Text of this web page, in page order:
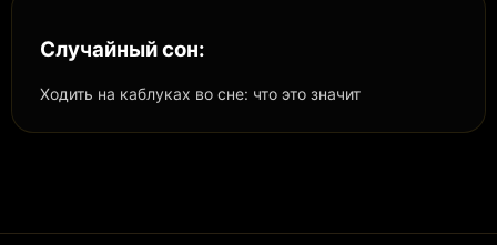
Случайный сон:
Ходить на каблуках во сне: что это значит